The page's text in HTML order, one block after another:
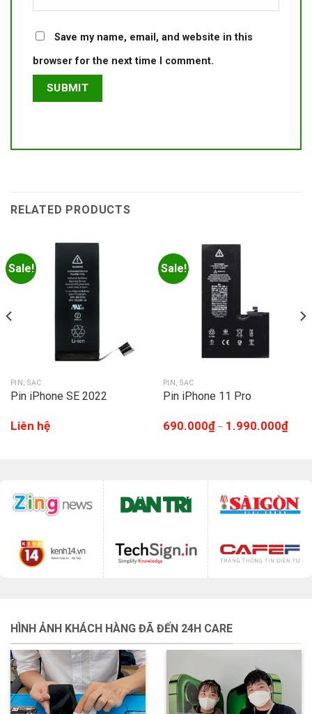
Save my name, email, and website in this
browser for the next time I comment.
RELATED PRODUCTS
Sale!
PIN, SẠC
Pin iPhone SE 2022
Liên hệ
Sale!
PIN, SẠC
Pin iPhone 11 Pro
690.000₫– 1.990.000₫
HÌNH ẢNH KHÁCH HÀNG ĐÃ ĐẾN 24H CARE